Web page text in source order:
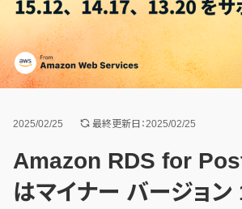
2025/02/25 最終更新日：2025/02/25
Amazon RDS for
はマイナー バージョン